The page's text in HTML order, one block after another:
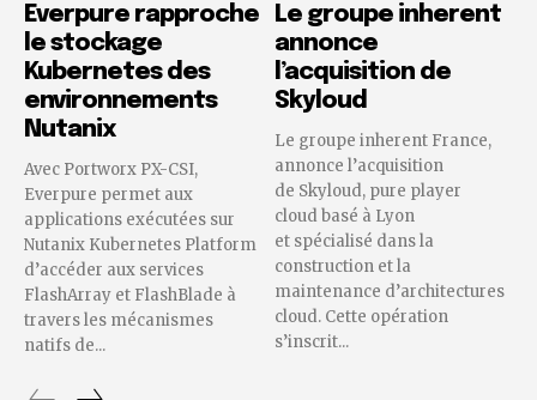
Everpure rapproche
le stockage
Kubernetes des
environnements
Nutanix
Avec Portworx PX-CSI,
Everpure permet aux
applications exécutées sur
Nutanix Kubernetes Platform
d’accéder aux services
FlashArray et FlashBlade à
travers les mécanismes
natifs de...
Le groupe inherent
annonce
l’acquisition de
Skyloud
Le groupe inherent France,
annonce l’acquisition
de Skyloud, pure player
cloud basé à Lyon
et spécialisé dans la
construction et la
maintenance d’architectures
cloud. Cette opération
s’inscrit...